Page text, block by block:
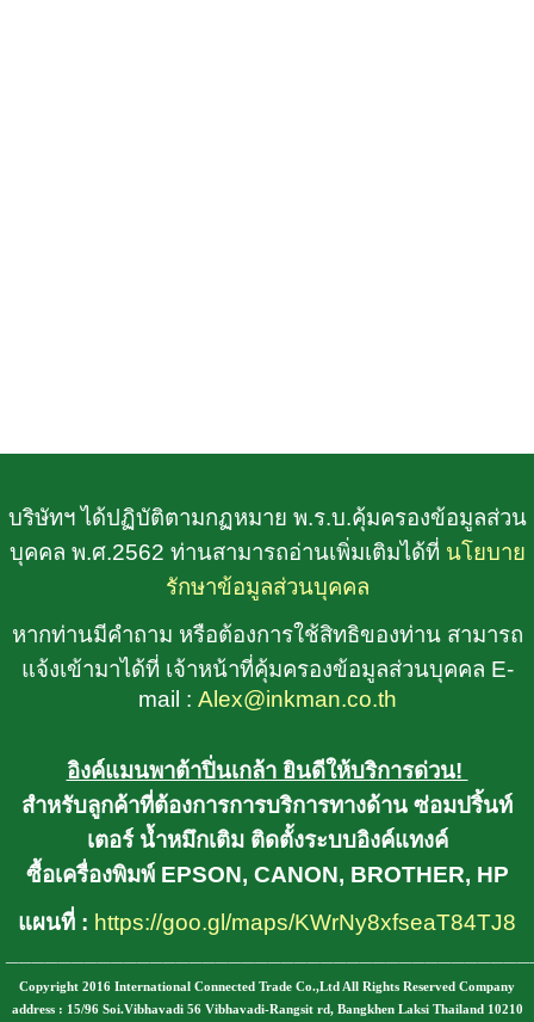
บริษัทฯ ได้ปฏิบัติตามกฏหมาย พ.ร.บ.คุ้มครองข้อมูลส่วน
บุคคล พ.ศ.2562 ท่านสามารถอ่านเพิ่มเติมได้ที่ นโยบาย
รักษาข้อมูลส่วนบุคคล
หากท่านมีคำถาม หรือต้องการใช้สิทธิของท่าน สามารถ
แจ้งเข้ามาได้ที่ เจ้าหน้าที่คุ้มครองข้อมูลส่วนบุคคล E-
mail : Alex@inkman.co.th
อิงค์แมนพาต้าปิ่นเกล้า ยินดีให้บริการด่วน!
สำหรับลูกค้าที่ต้องการการบริการทางด้าน ซ่อมปริ้นท์
เตอร์ น้ำหมึกเติม ติดตั้งระบบอิงค์แทงค์
ซื้อเครื่องพิมพ์ EPSON, CANON, BROTHER, HP
แผนที่ : https://goo.gl/maps/KWrNy8xfseaT84TJ8
Copyright 2016 International Connected Trade Co.,Ltd All Rights Reserved Company
address : 15/96 Soi.Vibhavadi 56 Vibhavadi-Rangsit rd, Bangkhen Laksi Thailand 10210